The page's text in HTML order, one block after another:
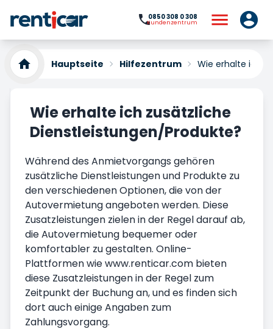
0850 308 0 308
Kundenzentrum
Hauptseite Hilfezentrum Wie erhalte ich
Wie erhalte ich zusätzliche
Dienstleistungen/Produkte?
Während des Anmietvorgangs gehören
zusätzliche Dienstleistungen und Produkte zu
den verschiedenen Optionen, die von der
Autovermietung angeboten werden. Diese
Zusatzleistungen zielen in der Regel darauf ab,
die Autovermietung bequemer oder
komfortabler zu gestalten. Online-
Plattformen wie www.renticar.com bieten
diese Zusatzleistungen in der Regel zum
Zeitpunkt der Buchung an, und es finden sich
dort auch einige Angaben zum
Zahlungsvorgang.